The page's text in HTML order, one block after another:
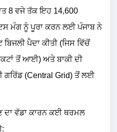
8 ਵਜੇ ਤੱਕ ਇਹ 14,600
ਮੰਗ ਨੂੰ ਪੂਰਾ ਕਰਨ ਲਈ ਪੰਜਾਬ ਨੇ
ਪੈਦਾ ਕੀਤੀ (ਜਿਸ ਵਿੱਚੋਂ
ਤੋਂ ਆਈ) ਅਤੇ ਬਾਕੀ ਦੀ
ਗਰਿੱਡ (Central Grid) ਤੋਂ ਲਈ
ਦਾ ਵੱਡਾ ਕਾਰਨ ਕਈ ਥਰਮਲ